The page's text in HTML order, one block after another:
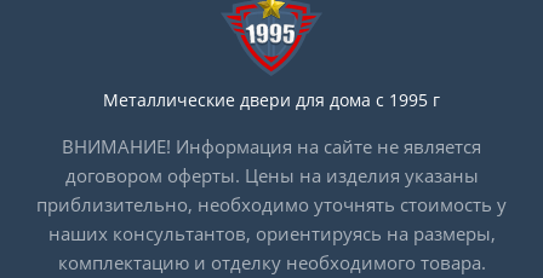
Металлические двери для дома с 1995 г
ВНИМАНИЕ! Информация на сайте не является
договором оферты. Цены на изделия указаны
приблизительно, необходимо уточнять стоимость у
наших консультантов, ориентируясь на размеры,
комплектацию и отделку необходимого товара.